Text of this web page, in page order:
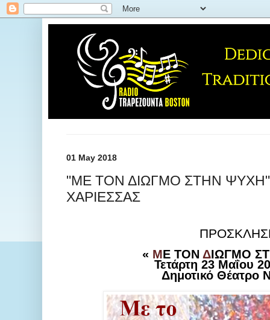
01 May 2018
"ΜΕ ΤΟΝ ΔΙΩΓΜΟ ΣΤΗΝ
ΧΑΡΙΕΣΣΑΣ
« ΜΕ ΤΟΝ ΔΙΩΓΜΟ
Τετάρτη 23 Μαΐου
Δημοτικό Θέατρο